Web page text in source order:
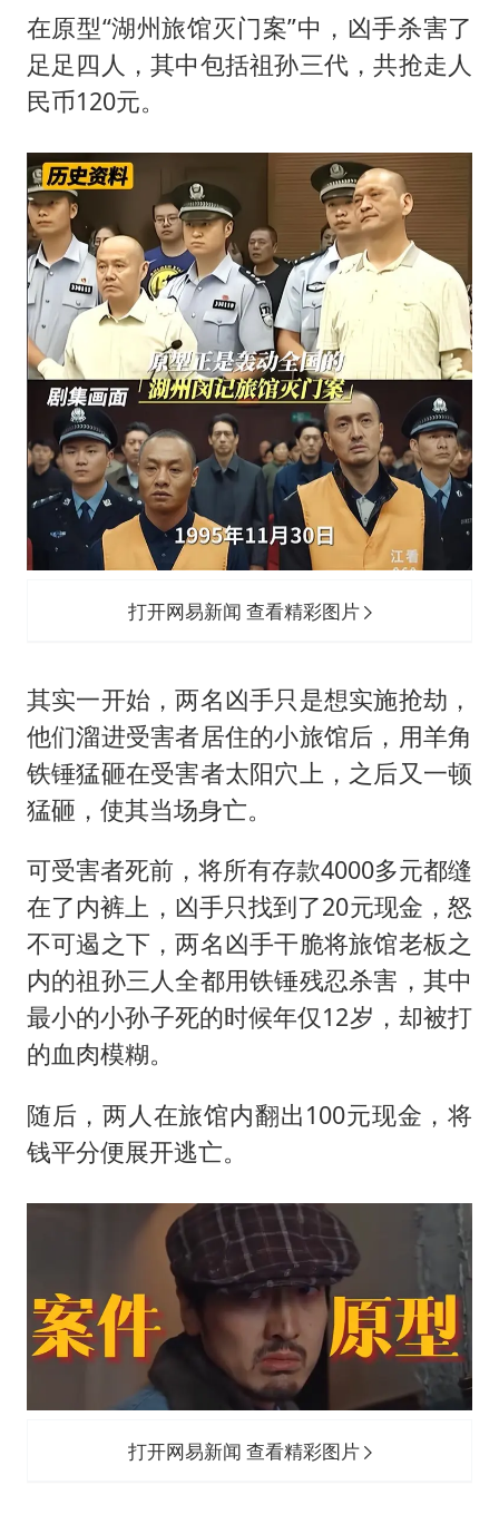
在原型“湖州旅馆灭门案”中，凶手杀害了
足足四人，其中包括祖孙三代，共抢走人
民币120元。
打开网易新闻 查看精彩图片
其实一开始，两名凶手只是想实施抢劫，
他们溜进受害者居住的小旅馆后，用羊角
铁锤猛砸在受害者太阳穴上，之后又一顿
猛砸，使其当场身亡。
可受害者死前，将所有存款4000多元都缝
在了内裤上，凶手只找到了20元现金，怒
不可遏之下，两名凶手干脆将旅馆老板之
内的祖孙三人全都用铁锤残忍杀害，其中
最小的小孙子死的时候年仅12岁，却被打
的血肉模糊。
随后，两人在旅馆内翻出100元现金，将
钱平分便展开逃亡。
打开网易新闻 查看精彩图片